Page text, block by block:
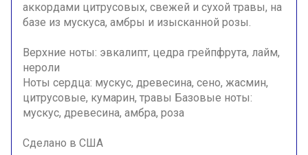
аккордами цитрусовых, свежей и сухой травы, на
базе из мускуса, амбры и изысканной розы.
Верхние ноты: эвкалипт, цедра грейпфрута, лайм,
нероли
Ноты сердца: мускус, древесина, сено, жасмин,
цитрусовые, кумарин, травы Базовые ноты:
мускус, древесина, амбра, роза
Сделано в США